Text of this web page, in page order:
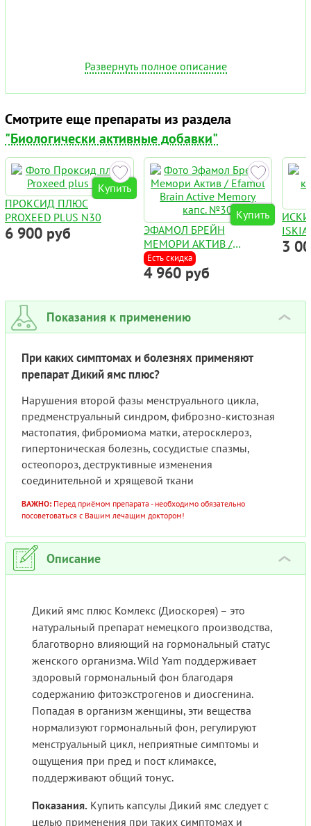
Развернуть полное описание
Смотрите еще препараты из раздела
"Биологически активные добавки"
Купить
ПРОКСИД ПЛЮС
PROXEED PLUS N30
6 900 руб
Купить
ЭФАМОЛ БРЕЙН
МЕМОРИ АКТИВ /
EFAMOL BRAIN ACTIVE
MEMORY КАПС. №30
Есть скидка
4 960 руб
3
Показания к применению ›
При каких симптомах и болезнях применяют
препарат Дикий ямс плюс?
Нарушения второй фазы менструального цикла,
предменструальный синдром, фиброзно-кистозная
мастопатия, фибромиома матки, атеросклероз,
гипертоническая болезнь, сосудистые спазмы,
остеопороз, деструктивные изменения
соединительной и хрящевой ткани
ВАЖНО: Перед приёмом препарата - необходимо обязательно
посоветоваться с Вашим лечащим доктором!
Описание ›
Дикий ямс плюс Комлекс (Диоскорея) – это
натуральный препарат немецкого производства,
благотворно влияющий на гормональный статус
женского организма. Wild Yam поддерживает
здоровый гормональный фон благодаря
содержанию фитоэкстрогенов и диосгенина.
Попадая в организм женщины, эти вещества
нормализуют гормональный фон, регулируют
менструальный цикл, неприятные симптомы и
ощущения при пред и пост климаксе,
поддерживают общий тонус.
Показания. Купить капсулы Дикий ямс следует с
целью применения при таких симптомах и